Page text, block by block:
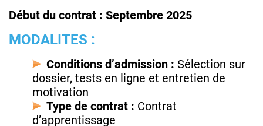
Début du contrat : Septembre 2025
MODALITES :
Conditions d’admission : Sélection sur
dossier, tests en ligne et entretien de
motivation
Type de contrat : Contrat
d’apprentissage